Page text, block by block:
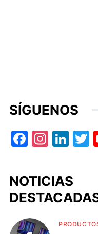
SÍGUENOS
Facebook
NOTICIAS